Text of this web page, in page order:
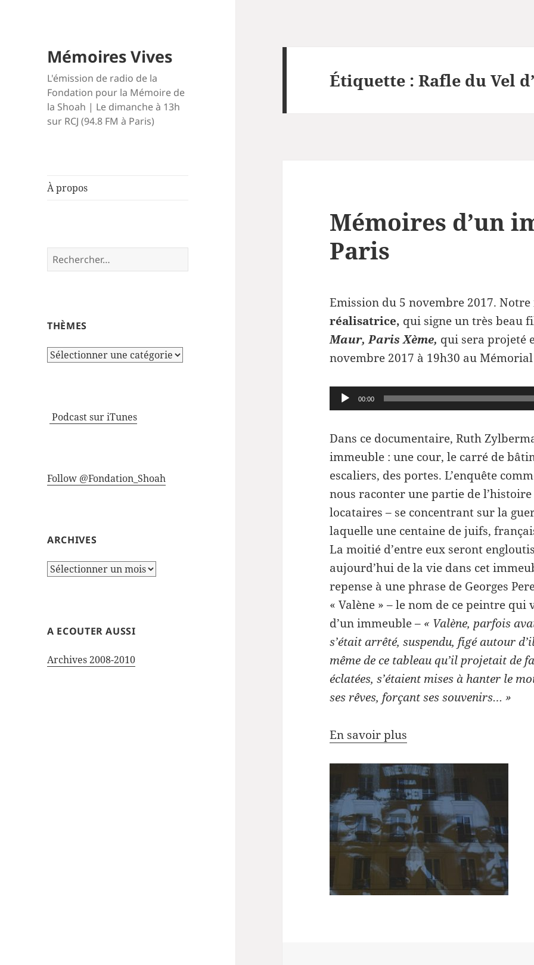
Mémoires Vives
L'émission de radio de la
Fondation pour la Mémoire de
la Shoah | Le dimanche à 13h
sur RCJ (94.8 FM à Paris)
À propos
Rechercher :
THÈMES
Thèmes
Podcast sur iTunes
Follow @Fondation_Shoah
ARCHIVES
Archives
A ECOUTER AUSSI
Archives 2008-2010
Étiquette :Rafle du Vel
Mémoires d’un
Paris
Emission du 5 novembre 2017. Notre
réalisatrice, qui signe un très beau
Maur, Paris Xème, qui sera projeté
novembre 2017 à 19h30 au
Lecteur
audio
00:00
Dans ce documentaire, Ruth
immeuble : une cour, le carré de
escaliers, des portes. L’enquête
nous raconter une partie de
locataires – se concentrant sur la
laquelle une centaine de juifs,
La moitié d’entre eux seront
aujourd’hui de la vie dans cet
repense à une phrase de Georges
« Valène » – le nom de ce peintre
d’un immeuble – « Valène, parfois
s’était arrêté, suspendu, figé autour
même de ce tableau qu’il projetait de
éclatées, s’étaient mises à hanter le
ses rêves, forçant ses souvenirs… »
En savoir plus